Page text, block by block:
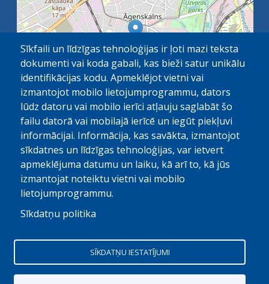
1 km OpenStreetMap contributors
Visas tiesības aizsargātas. Pārpublicēšanas gadijumā atsauce
Sīkfaili un līdzīgas tehnoloģijas ir ļoti mazi teksta
dokumenti vai koda gabali, kas bieži satur unikālu
identifikācijas kodu. Apmeklējot vietni vai
izmantojot mobilo lietojumprogrammu, dators
lūdz datoru vai mobilo ierīci atļauju saglabāt šo
failu datorā vai mobilajā ierīcē un iegūt piekļuvi
informācijai. Informācija, kas savākta, izmantojot
sīkdatnes un līdzīgas tehnoloģijas, var ietvert
apmeklējuma datumu un laiku, kā arī to, kā jūs
izmantojat noteiktu vietni vai mobilo
lietojumprogrammu.
Sīkdatņu politika
SĪKDATŅU IESTATĪJUMI